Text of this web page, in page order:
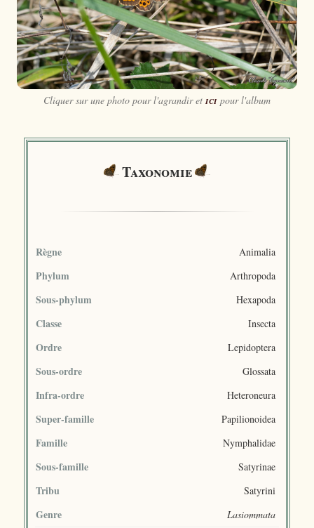
Cliquer sur une photo pour l'agrandir et ici pour l'album
Taxonomie
Règne Animalia
Phylum Arthropoda
Sous-phylum Hexapoda
Classe Insecta
Ordre Lepidoptera
Sous-ordre Glossata
Infra-ordre Heteroneura
Super-famille Papilionoidea
Famille Nymphalidae
Sous-famille Satyrinae
Tribu Satyrini
Genre Lasiommata